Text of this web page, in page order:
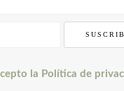
la Política de